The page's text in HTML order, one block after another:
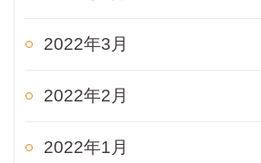
2022年3月
2022年2月
2022年1月